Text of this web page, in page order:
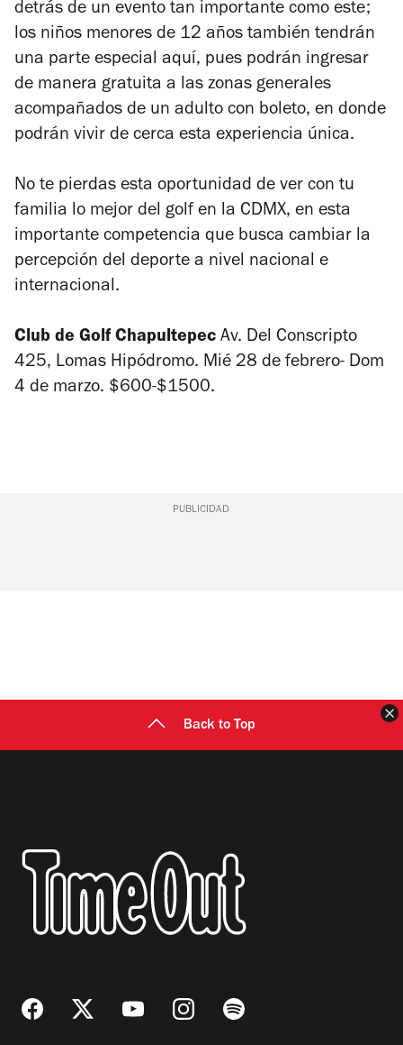
detrás de un evento tan importante como este;
los niños menores de 12 años también tendrán
una parte especial aquí, pues podrán ingresar
de manera gratuita a las zonas generales
acompañados de un adulto con boleto, en donde
podrán vivir de cerca esta experiencia única.
No te pierdas esta oportunidad de ver con tu
familia lo mejor del golf en la CDMX, en esta
importante competencia que busca cambiar la
percepción del deporte a nivel nacional e
internacional.
Club de Golf Chapultepec Av. Del Conscripto
425, Lomas Hipódromo. Mié 28 de febrero- Dom
4 de marzo. $600-$1500.
PUBLICIDAD
Back to Top